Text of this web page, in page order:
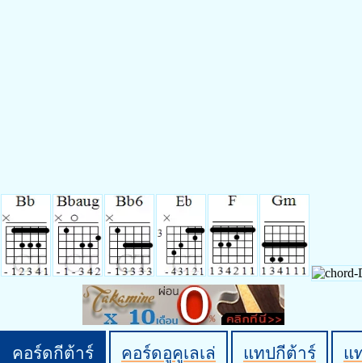
คอร์ดกีต้าร์ คอร์ดอูคูเลเล่ แทปกีต้าร์ แ